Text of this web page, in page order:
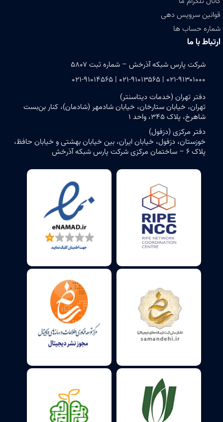
قوانین سرویس دهی
شماره حساب ها
ارتباط با ما
شرکت پارس شبکه آذرخش – شماره ثبت ۵۸۰۷
۰۲۱-۹۱۳۰۱۰۰۰ | ۰۲۱-۹۱۰۱۳۵۶۵ | ۰۲۱-۹۱۰۱۴۵۶۵
دفتر تهران (خدمات دیتاسنتر)
تهران، خیابان ستارخان، خیابان شادمهر (شادمان)، کنار بن‌بست
شاهرخ، پلاک ۳۴۵، واحد ۱
دفتر مرکزی (دزفول)
خوزستان، دزفول، خیابان ایران، بین خیابان بهشتی و خیابان حافظ،
پلاک ۶ – ساختمان مرکزی شرکت پارس شبکه آذرخش